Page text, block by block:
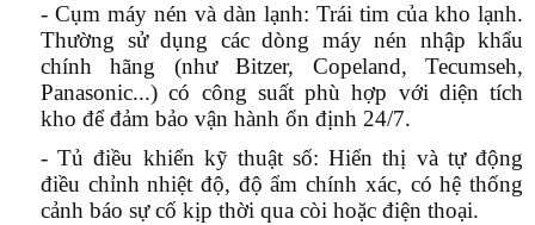
- Cụm máy nén và dàn lạnh: Trái tim của kho lạnh.
Thường sử dụng các dòng máy nén nhập khẩu
chính hãng (như Bitzer, Copeland, Tecumseh,
Panasonic...) có công suất phù hợp với diện tích
kho để đảm bảo vận hành ổn định 24/7.
- Tủ điều khiển kỹ thuật số: Hiển thị và tự động
điều chỉnh nhiệt độ, độ ẩm chính xác, có hệ thống
cảnh báo sự cố kịp thời qua còi hoặc điện thoại.